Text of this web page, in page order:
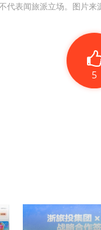
代表闻旅派立场。图片
5